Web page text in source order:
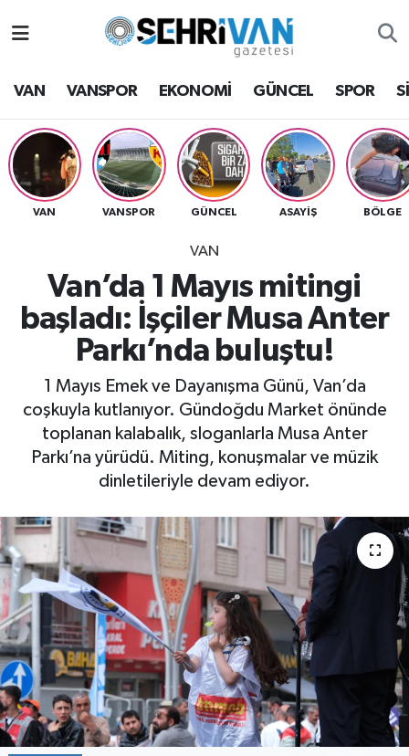
VAN VANSPOR EKONOMİ GÜNCEL SPOR
VAN VANSPOR GÜNCEL ASAYİŞ BÖLGE
VAN
Van’da 1 Mayıs mitingi
başladı: İşçiler Musa Anter
Parkı’nda buluştu!
1 Mayıs Emek ve Dayanışma Günü, Van’da
coşkuyla kutlanıyor. Gündoğdu Market önünde
toplanan kalabalık, sloganlarla Musa Anter
Parkı’na yürüdü. Miting, konuşmalar ve müzik
dinletileriyle devam ediyor.
Van Hava Durumu
VAN Namaz Vakitleri
Van Trafik Yoğunluk Haritası
Süper Lig Puan Durumu ve Fikstür
Tüm Manşetler
Son Dakika Haberleri
Haber Arşivi